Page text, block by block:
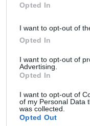
Opted In
I want to opt-out of
Opted In
I want to opt-out of
Advertising.
Opted In
I want to opt-out of
of my Personal Data
was collected.
Opted Out